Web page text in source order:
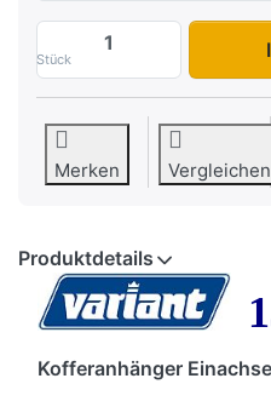
Stück
1315 C2
Merken Vergleichen
Produktdetails
Kofferanhänger